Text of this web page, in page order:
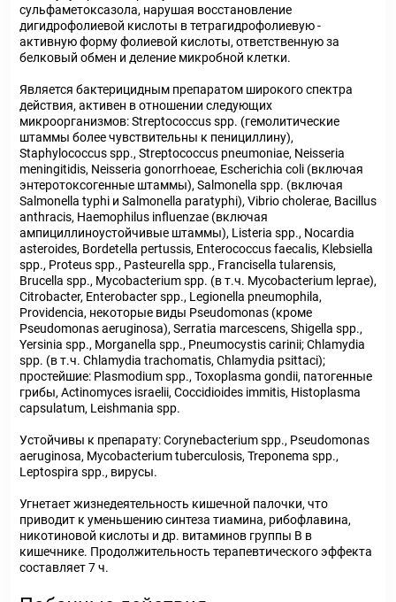
сульфаметоксазола, нарушая восстановление
дигидрофолиевой кислоты в тетрагидрофолиевую -
активную форму фолиевой кислоты, ответственную за
белковый обмен и деление микробной клетки.
Является бактерицидным препаратом широкого спектра
действия, активен в отношении следующих
микроорганизмов: Streptococcus spp. (гемолитические
штаммы более чувствительны к пенициллину),
Staphylococcus spp., Streptococcus pneumoniae, Neisseria
meningitidis, Neisseria gonorrhoeae, Escherichia coli (включая
энтеротоксогенные штаммы), Salmonella spp. (включая
Salmonella typhi и Salmonella paratyphi), Vibrio cholerae, Bacillus
anthracis, Haemophilus influenzae (включая
ампициллиноустойчивые штаммы), Listeria spp., Nocardia
asteroides, Bordetella pertussis, Enterococcus faecalis, Klebsiella
spp., Proteus spp., Pasteurella spp., Francisella tularensis,
Brucella spp., Mycobacterium spp. (в т.ч. Mycobacterium leprae),
Citrobacter, Enterobacter spp., Legionella pneumophila,
Providencia, некоторые виды Pseudomonas (кроме
Pseudomonas aeruginosa), Serratia marcescens, Shigella spp.,
Yersinia spp., Morganella spp., Pneumocystis carinii; Chlamydia
spp. (в т.ч. Chlamydia trachomatis, Chlamydia psittaci);
простейшие: Plasmodium spp., Toxoplasma gondii, патогенные
грибы, Actinomyces israelii, Coccidioides immitis, Histoplasma
capsulatum, Leishmania spp.
Устойчивы к препарату: Corynebacterium spp., Pseudomonas
aeruginosa, Mycobacterium tuberculosis, Treponema spp.,
Leptospira spp., вирусы.
Угнетает жизнедеятельность кишечной палочки, что
приводит к уменьшению синтеза тиамина, рибофлавина,
никотиновой кислоты и др. витаминов группы В в
кишечнике. Продолжительность терапевтического эффекта
составляет 7 ч.